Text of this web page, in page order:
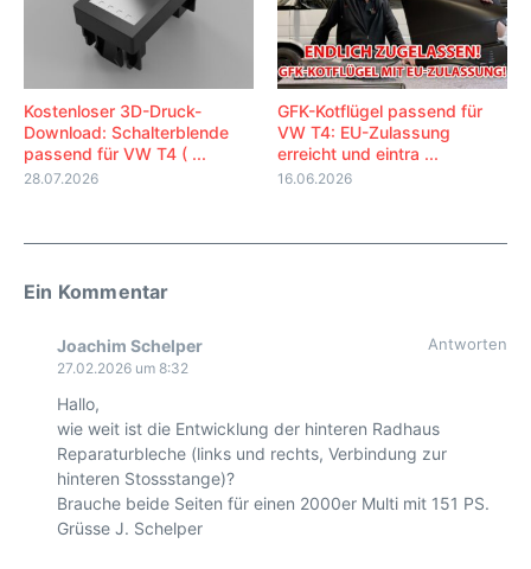
Kostenloser 3D-Druck-
Download: Schalterblende
passend für VW T4 ( ...
28.07.2026
GFK-Kotflügel passend für
VW T4: EU-Zulassung
erreicht und eintra ...
16.06.2026
Ein Kommentar
Joachim Schelper
27.02.2026 um 8:32
Antworten
Hallo,
wie weit ist die Entwicklung der hinteren Radhaus
Reparaturbleche (links und rechts, Verbindung zur
hinteren Stossstange)?
Brauche beide Seiten für einen 2000er Multi mit 151 PS.
Grüsse J. Schelper